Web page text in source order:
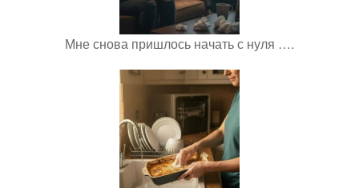
Мне снова пришлось начать с нуля ….